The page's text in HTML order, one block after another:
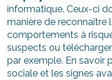
informatique. Ceux-ci
manière de reconnaître
comportements à
suspects ou
par exemple. En savoir
sociale et les signes